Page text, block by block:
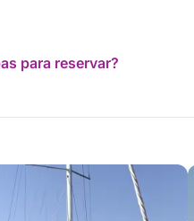
para reservar?